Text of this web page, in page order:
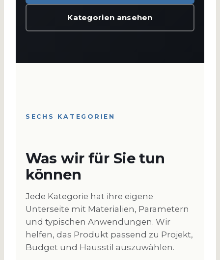
Kategorien ansehen
SECHS KATEGORIEN
Was wir für Sie tun
können
Jede Kategorie hat ihre eigene
Unterseite mit Materialien, Parametern
und typischen Anwendungen. Wir
helfen, das Produkt passend zu Projekt,
Budget und Hausstil auszuwählen.